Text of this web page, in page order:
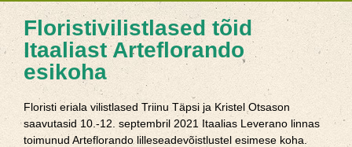
Floristivilistlased tõid
Itaaliast Arteflorando
esikoha
Floristi eriala vilistlased Triinu Täpsi ja Kristel Otsason
saavutasid 10.-12. septembril 2021 Itaalias Leverano linnas
toimunud Arteflorando lilleseadevõistlustel esimese koha.